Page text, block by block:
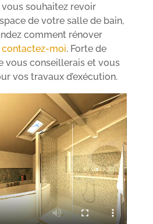
souhaitez revoir
de votre salle de bain,
comment rénover
contactez-moi. Forte de
vous conseillerais et vous
vos travaux d’exécution.